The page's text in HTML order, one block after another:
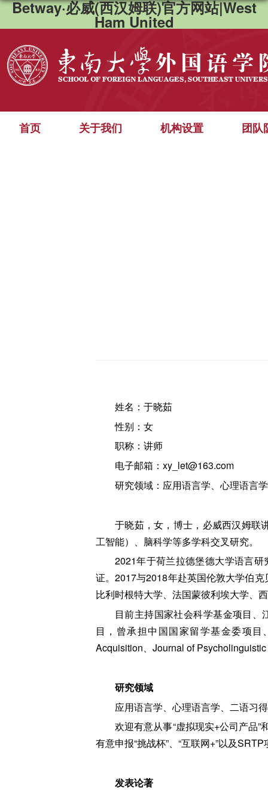
Betway·必威(西汉姆联)官方网站|West
Ham United
首页 关于我们 机构设置 团队
姓名：于晓茹
性别：女
职称：讲师
电子邮箱：xy_let@163.com
研究领域：应用语言学、心理语言
于晓茹，女，博士，必威西汉姆联
工智能）、脑科学等多学科交叉研究。
2021年于荷兰拉德堡德大学语言
证。2017与2018年赴英国伦敦大学伯
比利时根特大学、法国蒙彼利埃大学、
目前主持国家社会科学基金项目
目，曾承担中国国家留学基金委项目
Acquisition、Journal of
研究领域
应用语言学、心理语言学、二语习
欢迎有意从事“虚拟现实+公司产品”
有意申报“挑战杯”、“互联网+”以及
发表论著